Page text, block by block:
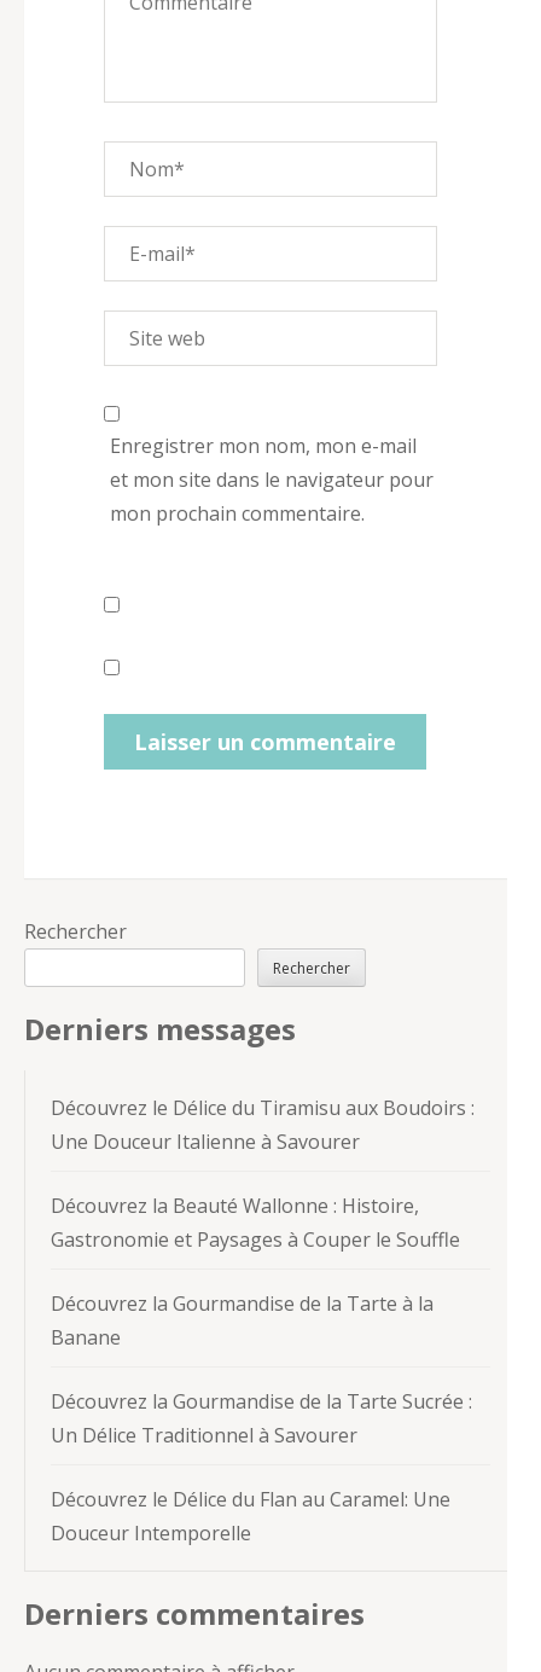
Enregistrer mon nom, mon e-mail
et mon site dans le navigateur pour
mon prochain commentaire.
Rechercher
Rechercher
Derniers messages
Découvrez le Délice du Tiramisu aux Boudoirs :
Une Douceur Italienne à Savourer
Découvrez la Beauté Wallonne : Histoire,
Gastronomie et Paysages à Couper le Souffle
Découvrez la Gourmandise de la Tarte à la
Banane
Découvrez la Gourmandise de la Tarte Sucrée :
Un Délice Traditionnel à Savourer
Découvrez le Délice du Flan au Caramel: Une
Douceur Intemporelle
Derniers commentaires